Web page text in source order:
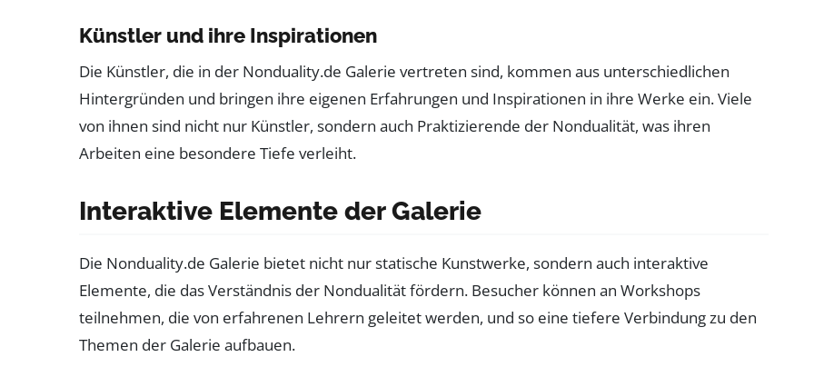
Künstler und ihre Inspirationen
Die Künstler, die in der Nonduality.de Galerie vertreten sind, kommen aus unterschiedlichen
Hintergründen und bringen ihre eigenen Erfahrungen und Inspirationen in ihre Werke ein. Viele
von ihnen sind nicht nur Künstler, sondern auch Praktizierende der Nondualität, was ihren
Arbeiten eine besondere Tiefe verleiht.
Interaktive Elemente der Galerie
Die Nonduality.de Galerie bietet nicht nur statische Kunstwerke, sondern auch interaktive
Elemente, die das Verständnis der Nondualität fördern. Besucher können an Workshops
teilnehmen, die von erfahrenen Lehrern geleitet werden, und so eine tiefere Verbindung zu den
Themen der Galerie aufbauen.